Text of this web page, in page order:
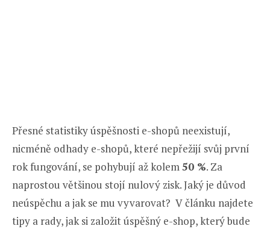
Přesné statistiky úspěšnosti e-shopů neexistují,
nicméně odhady e-shopů, které nepřežijí svůj první
rok fungování, se pohybují až kolem50 %. Za
naprostou většinou stojí nulový zisk. Jaký je důvod
neúspěchu a jak se mu vyvarovat? V článku najdete
tipy a rady, jak si založit úspěšný e-shop, který bude